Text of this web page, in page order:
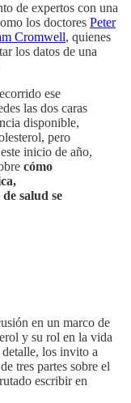
de expertos con una
los doctores Peter
Cromwell, quienes
los datos de una
ese
las dos caras
disponible,
pero
inicio de año,
cómo
salud se
en un marco de
y su rol en la vida
los invito a
tres partes sobre el
escribir en